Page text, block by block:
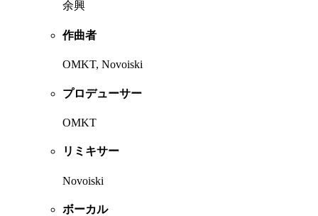
余興
作曲者
OMKT, Novoiski
プロデューサー
OMKT
リミキサー
Novoiski
ボーカル